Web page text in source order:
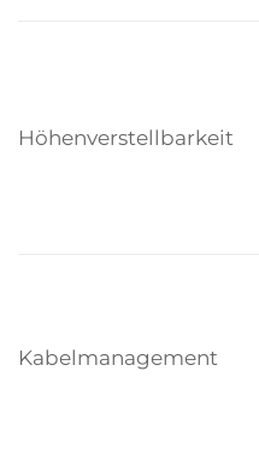
Höhenverstellbarkeit
Kabelmanagement